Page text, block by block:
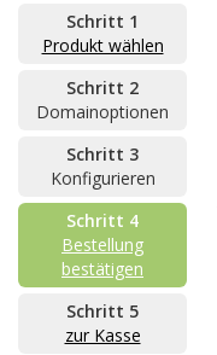
Schritt 1
Produkt wählen
Schritt 2
Domainoptionen
Schritt 3
Konfigurieren
Schritt 4
Bestellung
bestätigen
Schritt 5
zur Kasse